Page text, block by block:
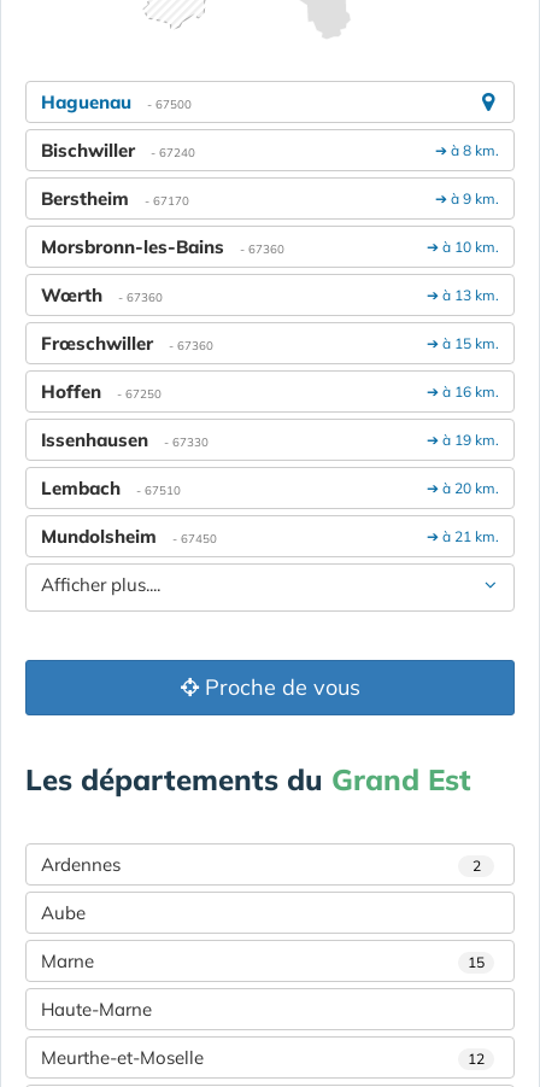
Haguenau - 67500
➔ à 8 km.
Bischwiller - 67240
➔ à 9 km.
Berstheim - 67170
➔ à 10 km.
Morsbronn-les-Bains - 67360
➔ à 13 km.
Wœrth - 67360
➔ à 15 km.
Frœschwiller - 67360
➔ à 16 km.
Hoffen - 67250
➔ à 19 km.
Issenhausen - 67330
➔ à 20 km.
Lembach - 67510
➔ à 21 km.
Mundolsheim - 67450
Afficher plus....
Proche de vous
Les départements du Grand Est
Ardennes 2
Aube
Marne 15
Haute-Marne
Meurthe-et-Moselle 12